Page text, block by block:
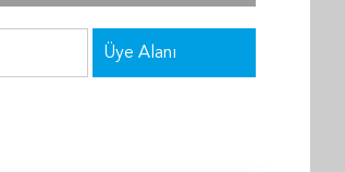
Üye Alanı